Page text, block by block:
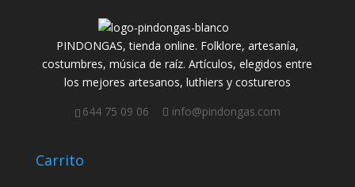
PINDONGAS, tienda online. Folklore, artesanía,
costumbres, música de raíz. Artículos, elegidos entre
los mejores artesanos, luthiers y costureros
644 75 09 06
info@pindongas.com
Carrito